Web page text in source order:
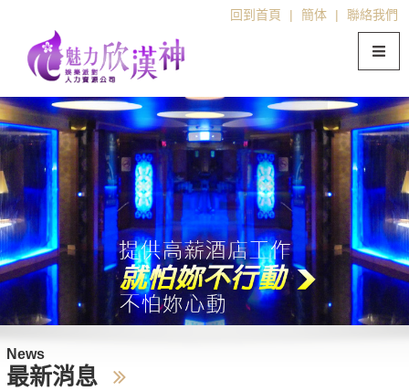
回到首頁 | 簡体 | 聯絡我們
News
最新消息